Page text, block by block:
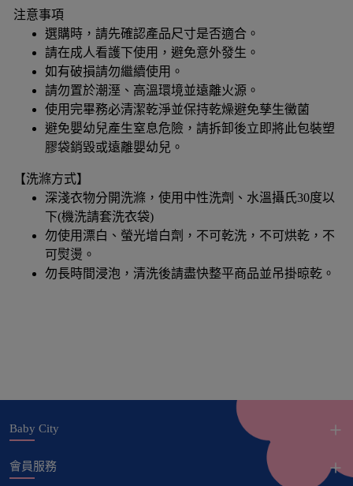
注意事項
選購時，請先確認產品尺寸是否適合。
請在成人看護下使用，避免意外發生。
如有破損請勿繼續使用。
請勿置於潮溼、高溫環境並遠離火源。
使用完畢務必清潔乾淨並保持乾燥避免孳生黴菌
避免嬰幼兒產生窒息危險，請拆卸後立即將此包裝塑
膠袋銷毀或遠離嬰幼兒。
【洗滌方式】
深淺衣物分開洗滌，使用中性洗劑、水溫攝氏30度以
下(機洗請套洗衣袋)
勿使用漂白、螢光增白劑，不可乾洗，不可烘乾，不
可熨燙。
勿長時間浸泡，清洗後請盡快整平商品並吊掛晾乾。
Baby City
會員服務